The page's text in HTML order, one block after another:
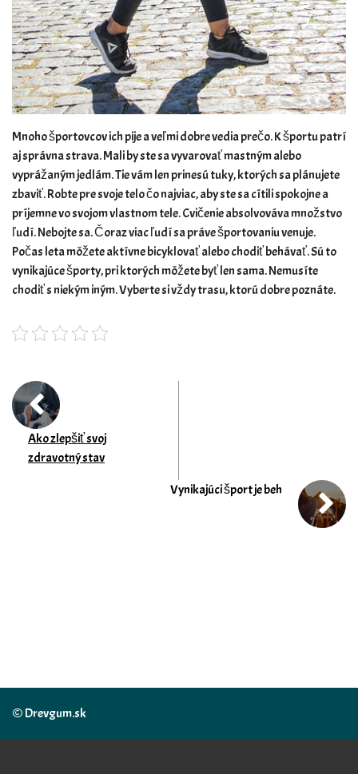
Mnoho športovcov ich pije a veľmi dobre vedia prečo. K športu patrí
aj správna strava. Mali by ste sa vyvarovať mastným alebo
vyprážaným jedlám. Tie vám len prinesú tuky, ktorých sa plánujete
zbaviť. Robte pre svoje telo čo najviac, aby ste sa cítili spokojne a
príjemne vo svojom vlastnom tele. Cvičenie absolvováva množstvo
ľudí. Nebojte sa. Čoraz viac ľudí sa práve športovaniu venuje.
Počas leta môžete aktívne bicyklovať alebo chodiť behávať. Sú to
vynikajúce športy, pri ktorých môžete byť len sama. Nemusíte
chodiť s niekým iným. Vyberte si vždy trasu, ktorú dobre poznáte.
Ako zlepšiť svoj
zdravotný stav
Vynikajúci šport je beh
© Drevgum.sk